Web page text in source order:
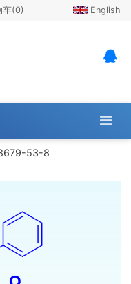
车(0) English
53-8